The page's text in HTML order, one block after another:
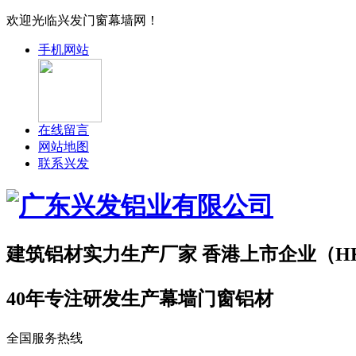
欢迎光临兴发门窗幕墙网！
手机网站
在线留言
网站地图
联系兴发
建筑铝材实力生产厂家 香港上市企业（
40年专注研发生产幕墙门窗铝材
全国服务热线